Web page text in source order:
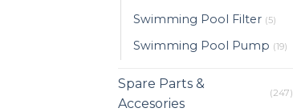
Swimming Pool Filter (5)
Swimming Pool Pump (19)
Spare Parts &
Accesories
(247)